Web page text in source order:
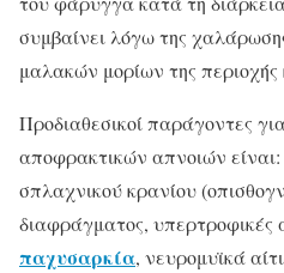
συμβαίνει λόγω της
μαλακών μορίων της
Προδιαθεσικοί παράγοντες
αποφρακτικών απνοιών
σπλαχνικού κρανίου
διαφράγματος, υπερτροφικές
παχυσαρκία, νευρομυϊκά